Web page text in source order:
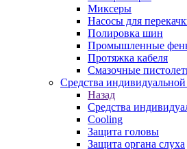
Миксеры
Насосы для
Полировка шин
Промышленные
Протяжка кабеля
Смазочные
Средства
Назад
Средства
Cooling
Защита головы
Защита органа слуха